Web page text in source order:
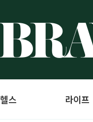
헬스 라이프